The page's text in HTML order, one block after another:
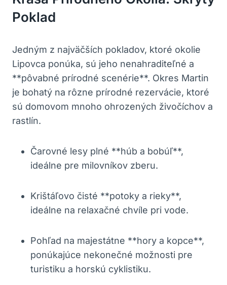
Poklad
Jedným z najväčších pokladov, ktoré okolie
Lipovca ponúka, sú jeho nenahraditeľné a
**pôvabné prírodné scenérie**. Okres Martin
je bohatý na rôzne prírodné rezervácie, ktoré
sú domovom mnoho ohrozených živočíchov a
rastlín.
Čarovné lesy plné **húb a bobúľ**,
ideálne pre milovníkov zberu.
Krištáľovo čisté **potoky a rieky**,
ideálne na relaxačné chvíle pri vode.
Pohľad na majestátne **hory a kopce**,
ponúkajúce nekonečné možnosti pre
turistiku a horskú cyklistiku.